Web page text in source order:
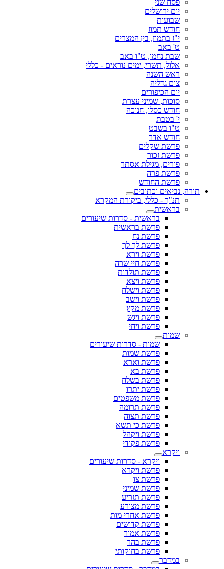
פסח שני
יום ירושלים
שבועות
חודש תמוז
י"ז בתמוז, בין המצרים
ט' באב
שבת נחמו, ט"ו באב
אלול, תשרי, ימים נוראים - כללי
ראש השנה
צום גדליה
יום הכיפורים
סוכות, שמיני עצרת
חודש כסלו, חנוכה
י' בטבת
ט"ו בשבט
חודש אדר
פרשת שקלים
פרשת זכור
פורים, מגילת אסתר
פרשת פרה
פרשת החודש
תורה, נביאים וכתובים
תנ"ך - כללי, ביקורת המקרא
בראשית
בראשית - סדרות שיעורים
פרשת בראשית
פרשת נח
פרשת לך לך
פרשת וירא
פרשת חיי שרה
פרשת תולדות
פרשת ויצא
פרשת וישלח
פרשת וישב
פרשת מקץ
פרשת ויגש
פרשת ויחי
שמות
שמות - סדרות שיעורים
פרשת שמות
פרשת וארא
פרשת בא
פרשת בשלח
פרשת יתרו
פרשת משפטים
פרשת תרומה
פרשת תצוה
פרשת כי תשא
פרשת ויקהל
פרשת פקודי
ויקרא
ויקרא - סדרות שיעורים
פרשת ויקרא
פרשת צו
פרשת שמיני
פרשת תזריע
פרשת מצורע
פרשת אחרי מות
פרשת קדושים
פרשת אמור
פרשת בהר
פרשת בחוקותי
במדבר